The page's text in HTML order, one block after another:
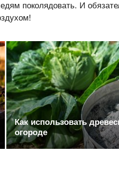
поколядовать. И
Как использовать
огороде